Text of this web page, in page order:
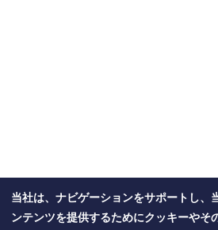
当社は、ナビゲーションをサポートし
ンテンツを提供するためにクッキーや